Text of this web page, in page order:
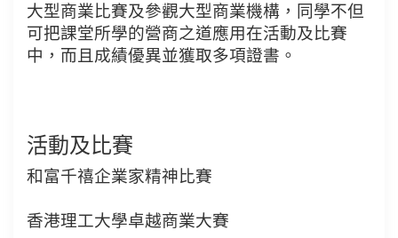
大型商業比賽及參觀大型商業機構，同學不但
可把課堂所學的營商之道應用在活動及比賽
中，而且成績優異並獲取多項證書。
活動及比賽
和富千禧企業家精神比賽
香港理工大學卓越商業大賽